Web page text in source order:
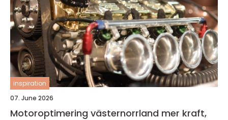
inspiration
07. June 2026
Motoroptimering västernorrland mer kraft,